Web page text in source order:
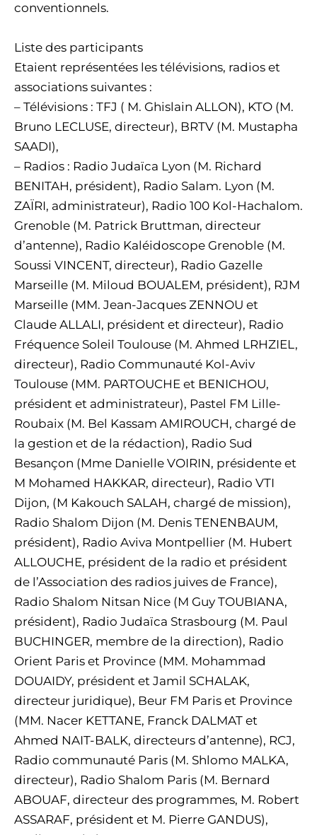
conventionnels.
Liste des participants
Etaient représentées les télévisions, radios et
associations suivantes :
– Télévisions : TFJ ( M. Ghislain ALLON), KTO (M.
Bruno LECLUSE, directeur), BRTV (M. Mustapha
SAADI),
– Radios : Radio Judaïca Lyon (M. Richard
BENITAH, président), Radio Salam. Lyon (M.
ZAÏRI, administrateur), Radio 100 Kol-Hachalom.
Grenoble (M. Patrick Bruttman, directeur
d’antenne), Radio Kaléidoscope Grenoble (M.
Soussi VINCENT, directeur), Radio Gazelle
Marseille (M. Miloud BOUALEM, président), RJM
Marseille (MM. Jean-Jacques ZENNOU et
Claude ALLALI, président et directeur), Radio
Fréquence Soleil Toulouse (M. Ahmed LRHZIEL,
directeur), Radio Communauté Kol-Aviv
Toulouse (MM. PARTOUCHE et BENICHOU,
président et administrateur), Pastel FM Lille-
Roubaix (M. Bel Kassam AMIROUCH, chargé de
la gestion et de la rédaction), Radio Sud
Besançon (Mme Danielle VOIRIN, présidente et
M Mohamed HAKKAR, directeur), Radio VTI
Dijon, (M Kakouch SALAH, chargé de mission),
Radio Shalom Dijon (M. Denis TENENBAUM,
président), Radio Aviva Montpellier (M. Hubert
ALLOUCHE, président de la radio et président
de l’Association des radios juives de France),
Radio Shalom Nitsan Nice (M Guy TOUBIANA,
président), Radio Judaïca Strasbourg (M. Paul
BUCHINGER, membre de la direction), Radio
Orient Paris et Province (MM. Mohammad
DOUAIDY, président et Jamil SCHALAK,
directeur juridique), Beur FM Paris et Province
(MM. Nacer KETTANE, Franck DALMAT et
Ahmed NAIT-BALK, directeurs d’antenne), RCJ,
Radio communauté Paris (M. Shlomo MALKA,
directeur), Radio Shalom Paris (M. Bernard
ABOUAF, directeur des programmes, M. Robert
ASSARAF, président et M. Pierre GANDUS),